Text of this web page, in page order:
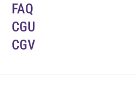
FAQ
CGU
CGV